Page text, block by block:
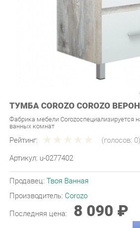
ТУМБА COROZO COROZO
Фабрика мебели Corozoспециализируется на
Рейтинг: (голосов:
Артикул: u-0277402
Продавец:
Производитель: Corozo
Последняя цена: 8 090 ₽
- +